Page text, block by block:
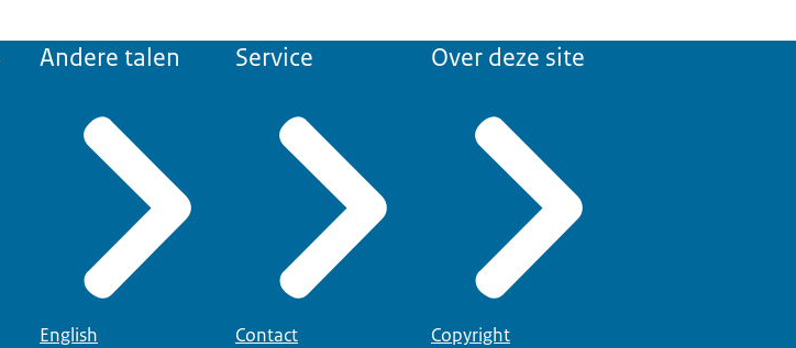
Andere talen
English
Service
Contact
Over deze site
Copyright